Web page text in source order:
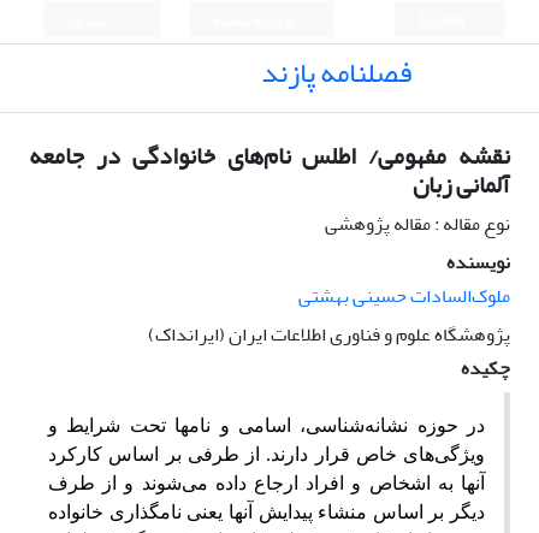
فصلنامه پازند
نقشه مفهومی/ اطلس نام‌های خانوادگی در جامعه
آلمانی زبان
نوع مقاله : مقاله پژوهشی
نویسنده
ملوک‌السادات حسینی بهشتی
پژوهشگاه علوم و فناوری اطلاعات ایران (ایرانداک)
چکیده
در حوزه نشانه‌شناسی، اسامی و نام­ها تحت شرایط و
ویژگی‌های خاص قرار دارند. از طرفی بر اساس کارکرد
آنها به اشخاص و افراد ارجاع داده می‌شوند و از طرف
دیگر بر اساس منشاء پیدایش آنها یعنی نامگذاری خانواده